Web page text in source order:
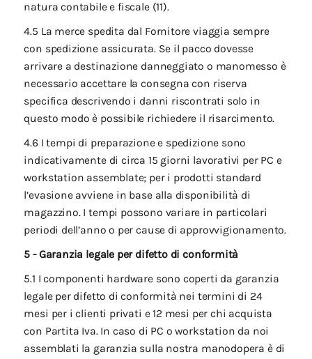
natura contabile e fiscale (11).
4.5 La merce spedita dal Fornitore viaggia sempre
con spedizione assicurata. Se il pacco dovesse
arrivare a destinazione danneggiato o manomesso è
necessario accettare la consegna con riserva
specifica descrivendo i danni riscontrati solo in
questo modo è possibile richiedere il risarcimento.
4.6 I tempi di preparazione e spedizione sono
indicativamente di circa 15 giorni lavorativi per PC e
workstation assemblate; per i prodotti standard
l’evasione avviene in base alla disponibilità di
magazzino. I tempi possono variare in particolari
periodi dell’anno o per cause di approvvigionamento.
5 - Garanzia legale per difetto di conformità
5.1 I componenti hardware sono coperti da garanzia
legale per difetto di conformità nei termini di 24
mesi per i clienti privati e 12 mesi per chi acquista
con Partita Iva. In caso di PC o workstation da noi
assemblati la garanzia sulla nostra manodopera è di